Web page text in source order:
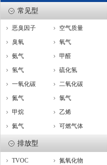
常见型
恶臭因子
空气质量
臭氧
氧气
氨气
甲醛
氢气
硫化氢
一氧化碳
二氧化碳
氮气
氯气
甲烷
乙烯
氦气
可燃气体
排放型
TVOC
氮氧化物